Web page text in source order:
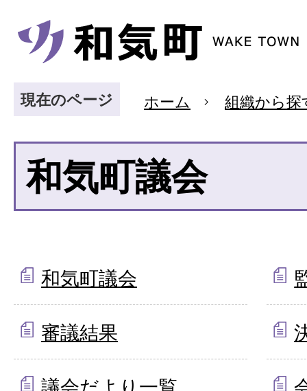
現在のページ ホーム 組織から探
和気町議会
和気町議会
審議結果